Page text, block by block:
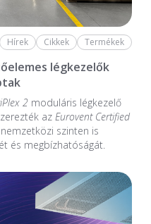
Hírek Cikkek Termékek
légkezelők
2moduláris légkezelő
az Eurovent Certified
szinten is
és megbízhatóságát.